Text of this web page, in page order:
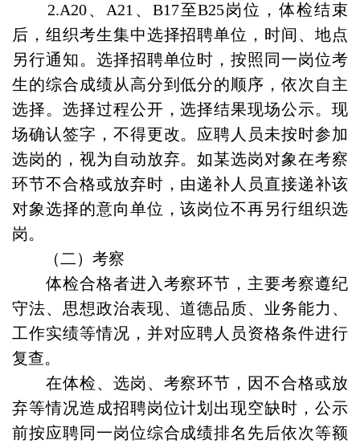
2.A20、A21、B17至B25岗位，体检结束
后，组织考生集中选择招聘单位，时间、地点
另行通知。选择招聘单位时，按照同一岗位考
生的综合成绩从高分到低分的顺序，依次自主
选择。选择过程公开，选择结果现场公示。现
场确认签字，不得更改。应聘人员未按时参加
选岗的，视为自动放弃。如某选岗对象在考察
环节不合格或放弃时，由递补人员直接递补该
对象选择的意向单位，该岗位不再另行组织选
岗。
（二）考察
体检合格者进入考察环节，主要考察遵纪
守法、思想政治表现、道德品质、业务能力、
工作实绩等情况，并对应聘人员资格条件进行
复查。
在体检、选岗、考察环节，因不合格或放
弃等情况造成招聘岗位计划出现空缺时，公示
前按应聘同一岗位综合成绩排名先后依次等额